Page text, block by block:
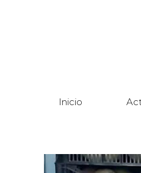
Inicio